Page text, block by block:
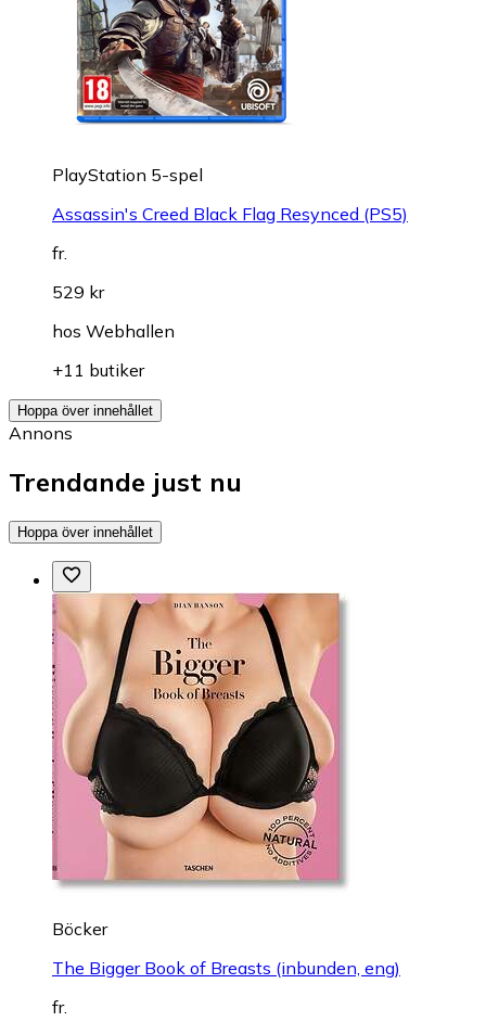
PlayStation 5-spel
Assassin's Creed Black Flag Resynced (PS5)
fr.
529 kr
hos Webhallen
+11 butiker
Hoppa över innehållet
Annons
Trendande just nu
Hoppa över innehållet
Böcker
The Bigger Book of Breasts (inbunden, eng)
fr.